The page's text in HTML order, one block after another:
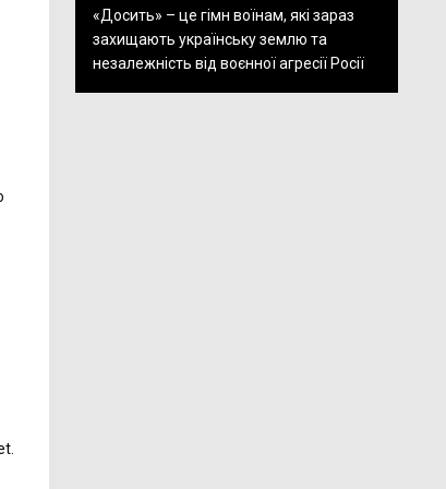
«Досить» – це гімн воїнам, які зараз
захищають українську землю та
незалежність від воєнної агресії Росії